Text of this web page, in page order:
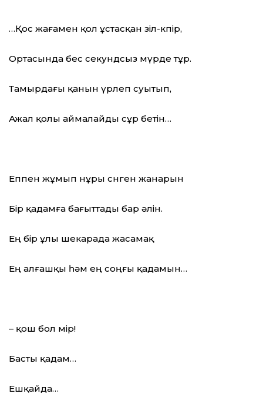
…Қос жағамен қол ұстасқан зіл-көпір,
Ортасында бес секундсыз мүрде тұр.
Тамырдағы қанын үрлеп суытып,
Ажал қолы аймалайды сұр бетін…
Еппен жұмып нұры сөнген жанарын
Бір қадамға бағыттады бар әлін.
Ең бір ұлы шекарада жасамақ
Ең алғашқы һәм ең соңғы қадамын…
– қош бол өмір!
Басты қадам…
Ешқайда…